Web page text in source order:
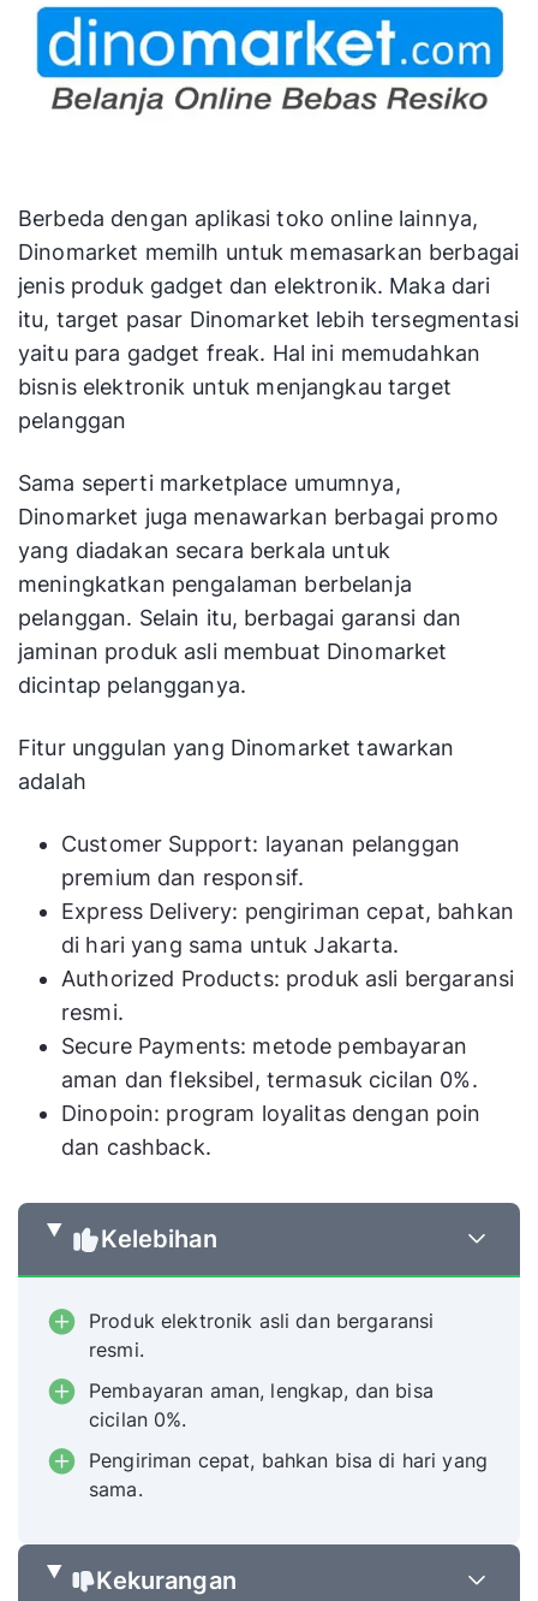
Berbeda dengan aplikasi toko online lainnya,
Dinomarket memilh untuk memasarkan berbagai
jenis produk gadget dan elektronik. Maka dari
itu, target pasar Dinomarket lebih tersegmentasi
yaitu para gadget freak. Hal ini memudahkan
bisnis elektronik untuk menjangkau target
pelanggan
Sama seperti marketplace umumnya,
Dinomarket juga menawarkan berbagai promo
yang diadakan secara berkala untuk
meningkatkan pengalaman berbelanja
pelanggan. Selain itu, berbagai garansi dan
jaminan produk asli membuat Dinomarket
dicintap pelangganya.
Fitur unggulan yang Dinomarket tawarkan
adalah
Customer Support: layanan pelanggan
premium dan responsif.
Express Delivery: pengiriman cepat, bahkan
di hari yang sama untuk Jakarta.
Authorized Products: produk asli bergaransi
resmi.
Secure Payments: metode pembayaran
aman dan fleksibel, termasuk cicilan 0%.
Dinopoin: program loyalitas dengan poin
dan cashback.
Kelebihan
Produk elektronik asli dan bergaransi
resmi.
Pembayaran aman, lengkap, dan bisa
cicilan 0%.
Pengiriman cepat, bahkan bisa di hari yang
sama.
Kekurangan